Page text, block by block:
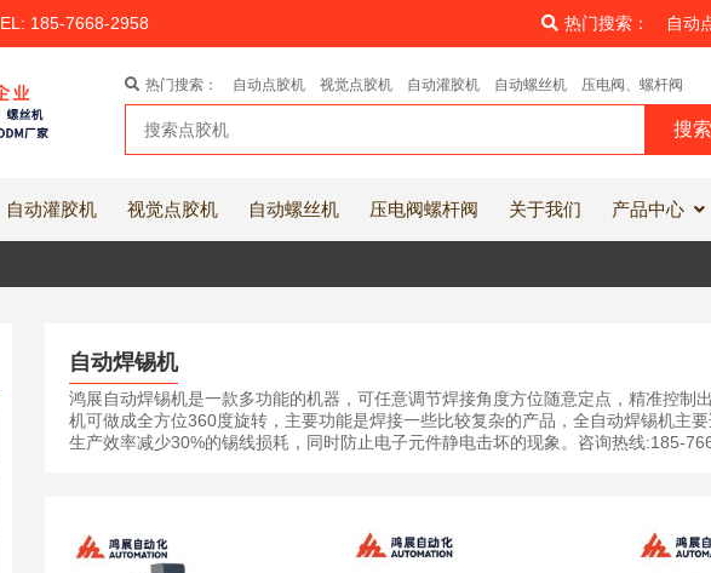
185-7668-2958 热门搜索： 自动
热门搜索： 自动点胶机 视觉点胶机 自动灌胶机 自动螺丝机 压电阀、螺杆阀
自动灌胶机 视觉点胶机 自动螺丝机 压电阀螺杆阀 关于我们 产品中心
自动焊锡机
鸿展自动焊锡机是一款多功能的机器，可任意调节焊接角度方位随意定点，精准控
机可做成全方位360度旋转，主要功能是焊接一些比较复杂的产品，全自动焊锡机主
生产效率减少30%的锡线损耗，同时防止电子元件静电击坏的现象。咨询热线:185-